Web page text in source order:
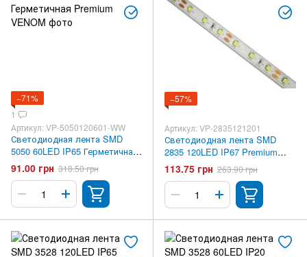
−71%
1
Артикул: VP-5050120601-WW
Светодиодная лента SMD
5050 60LED IP65 Герметичная
Premium VENOM
91.00 грн 318.50 грн
−57%
Артикул: VP-2835121201
Светодиодная лента SMD
2835 120LED IP67 Premium
VENOM
113.75 грн 263.90 грн